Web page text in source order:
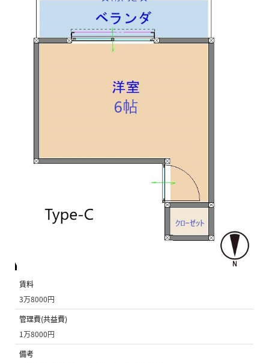
賃料
3万8000円
管理費(共益費)
1万8000円
備考